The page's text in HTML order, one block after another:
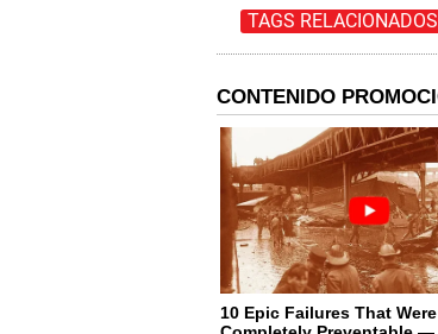
TAGS RELACIONADOS